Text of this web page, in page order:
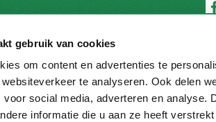
gebruik van cookies
om content en advertenties te
te analyseren. Ook delen
voor social media, adverteren en analyse.
informatie die u aan ze heeft